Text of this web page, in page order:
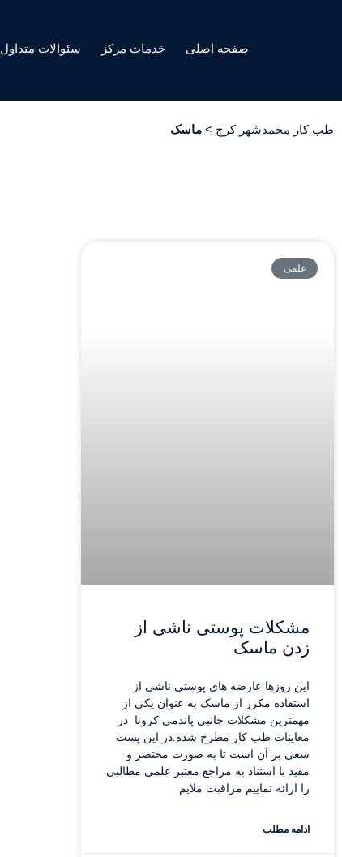
صفحه اصلی خدمات مرکز سئوالات متداول
طب کار محمدشهر کرج > ماسک
علمی
مشکلات پوستی ناشی از
زدن ماسک
این روزها عارضه های پوستی ناشی از
استفاده مکرر از ماسک به عنوان یکی از
مهمترین مشکلات جانبی پاندمی کرونا در
معاینات طب کار مطرح شده.در این پست
سعی بر آن است تا به صورت مختصر و
مفید با استناد به مراجع معتبر علمی مطالبی
را ارائه نماییم مراقبت ملایم
ادامه مطلب